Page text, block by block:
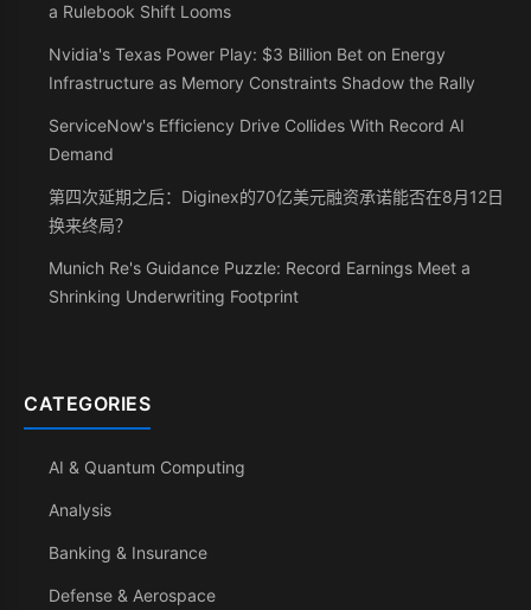
a Rulebook Shift Looms
Nvidia's Texas Power Play: $3 Billion Bet on Energy
Infrastructure as Memory Constraints Shadow the Rally
ServiceNow's Efficiency Drive Collides With Record AI
Demand
第四次延期之后：Diginex的70亿美元融资承诺能否在8月12日
换来终局？
Munich Re's Guidance Puzzle: Record Earnings Meet a
Shrinking Underwriting Footprint
CATEGORIES
AI & Quantum Computing
Analysis
Banking & Insurance
Defense & Aerospace